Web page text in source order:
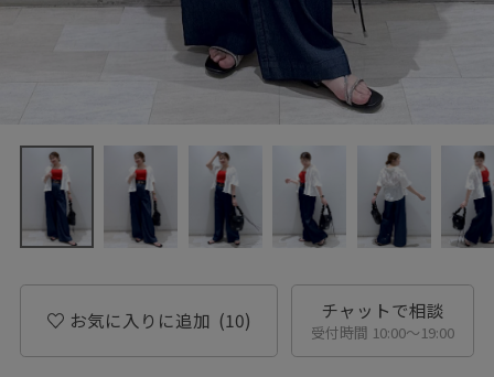
お気に入りに追加 (10) チャットで相談
受付時間 10:00〜19:00